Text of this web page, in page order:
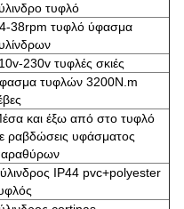
τυφλό
38rpm τυφλό ύφασμα
230v τυφλές σκιές
τυφλών 3200N.m
και έξω από στο τυφλό
ραβδώσεις υφάσματος
IP44 pvc+polyester